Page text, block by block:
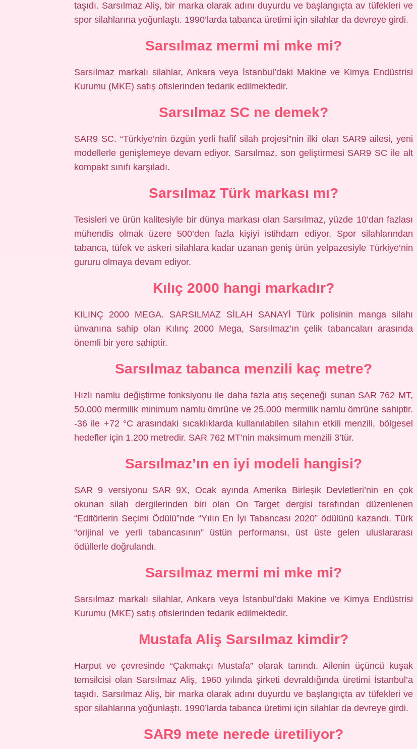
taşıdı. Sarsılmaz Aliş, bir marka olarak adını duyurdu ve başlangıçta av tüfekleri ve
spor silahlarına yoğunlaştı. 1990’larda tabanca üretimi için silahlar da devreye girdi.
Sarsılmaz mermi mi mke mi?
Sarsılmaz markalı silahlar, Ankara veya İstanbul’daki Makine ve Kimya Endüstrisi
Kurumu (MKE) satış ofislerinden tedarik edilmektedir.
Sarsılmaz SC ne demek?
SAR9 SC. “Türkiye’nin özgün yerli hafif silah projesi”nin ilki olan SAR9 ailesi, yeni
modellerle genişlemeye devam ediyor. Sarsılmaz, son geliştirmesi SAR9 SC ile alt
kompakt sınıfı karşıladı.
Sarsılmaz Türk markası mı?
Tesisleri ve ürün kalitesiyle bir dünya markası olan Sarsılmaz, yüzde 10’dan fazlası
mühendis olmak üzere 500’den fazla kişiyi istihdam ediyor. Spor silahlarından
tabanca, tüfek ve askeri silahlara kadar uzanan geniş ürün yelpazesiyle Türkiye’nin
gururu olmaya devam ediyor.
Kılıç 2000 hangi markadır?
KILINÇ 2000 MEGA. SARSILMAZ SİLAH SANAYİ Türk polisinin manga silahı
ünvanına sahip olan Kılınç 2000 Mega, Sarsılmaz’ın çelik tabancaları arasında
önemli bir yere sahiptir.
Sarsılmaz tabanca menzili kaç metre?
Hızlı namlu değiştirme fonksiyonu ile daha fazla atış seçeneği sunan SAR 762 MT,
50.000 mermilik minimum namlu ömrüne ve 25.000 mermilik namlu ömrüne sahiptir.
-36 ile +72 °C arasındaki sıcaklıklarda kullanılabilen silahın etkili menzili, bölgesel
hedefler için 1.200 metredir. SAR 762 MT’nin maksimum menzili 3’tür.
Sarsılmaz’ın en iyi modeli hangisi?
SAR 9 versiyonu SAR 9X, Ocak ayında Amerika Birleşik Devletleri’nin en çok
okunan silah dergilerinden biri olan On Target dergisi tarafından düzenlenen
“Editörlerin Seçimi Ödülü”nde “Yılın En İyi Tabancası 2020” ödülünü kazandı. Türk
“orijinal ve yerli tabancasının” üstün performansı, üst üste gelen uluslararası
ödüllerle doğrulandı.
Sarsılmaz mermi mi mke mi?
Sarsılmaz markalı silahlar, Ankara veya İstanbul’daki Makine ve Kimya Endüstrisi
Kurumu (MKE) satış ofislerinden tedarik edilmektedir.
Mustafa Aliş Sarsılmaz kimdir?
Harput ve çevresinde “Çakmakçı Mustafa” olarak tanındı. Ailenin üçüncü kuşak
temsilcisi olan Sarsılmaz Aliş, 1960 yılında şirketi devraldığında üretimi İstanbul’a
taşıdı. Sarsılmaz Aliş, bir marka olarak adını duyurdu ve başlangıçta av tüfekleri ve
spor silahlarına yoğunlaştı. 1990’larda tabanca üretimi için silahlar da devreye girdi.
SAR9 mete nerede üretiliyor?